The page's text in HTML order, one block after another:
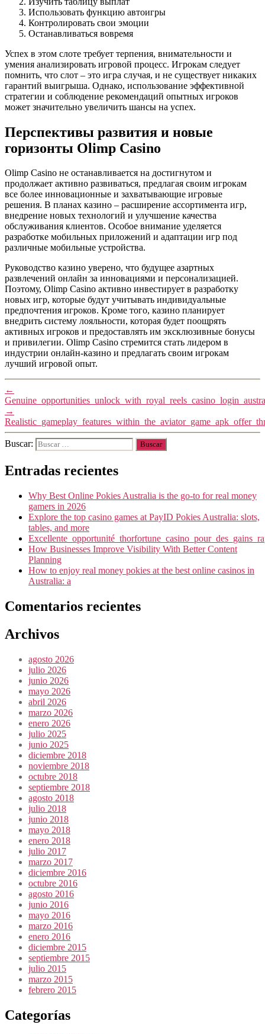
Использовать функцию автоигры
Контролировать свои эмоции
Останавливаться вовремя
Успех в этом слоте требует терпения, внимательности и
умения анализировать игровой процесс. Игрокам следует
помнить, что слот – это игра случая, и не существует никаких
гарантий выигрыша. Однако, использование эффективной
стратегии и соблюдение рекомендаций опытных игроков
может значительно увеличить шансы на успех.
Перспективы развития и новые
горизонты Olimp Casino
Olimp Casino не останавливается на достигнутом и
продолжает активно развиваться, предлагая своим игрокам
все более инновационные и захватывающие игровые
решения. В планах казино – расширение ассортимента игр,
внедрение новых технологий и улучшение качества
обслуживания клиентов. Особое внимание уделяется
разработке мобильных приложений и адаптации игр под
различные мобильные устройства.
Руководство казино уверено, что будущее азартных
развлечений онлайн за инновациями и персонализацией.
Поэтому, Olimp Casino активно инвестирует в разработку
новых игр, которые будут учитывать индивидуальные
предпочтения игроков. Кроме того, казино планирует
внедрить систему лояльности, которая будет поощрять
активных игроков и предоставлять им эксклюзивные бонусы
и привилегии. Olimp Casino стремится стать лидером в
индустрии онлайн-казино и предлагать своим игрокам
лучший игровой опыт.
←
→
Buscar:
Entradas recientes
Why Best Online Pokies Australia is the go-to for real money
gamers in 2026
Explore the top casino games at PayID Pokies Australia: slots,
tables, and more
How Businesses Improve Visibility With Better Content
Planning
How to enjoy real money pokies at the best online casinos in
Australia: a
Comentarios recientes
Archivos
agosto 2026
julio 2026
junio 2026
mayo 2026
abril 2026
marzo 2026
enero 2026
julio 2025
junio 2025
diciembre 2018
noviembre 2018
octubre 2018
septiembre 2018
agosto 2018
julio 2018
junio 2018
mayo 2018
enero 2018
julio 2017
marzo 2017
diciembre 2016
octubre 2016
agosto 2016
junio 2016
mayo 2016
marzo 2016
enero 2016
diciembre 2015
septiembre 2015
julio 2015
marzo 2015
febrero 2015
Categorías